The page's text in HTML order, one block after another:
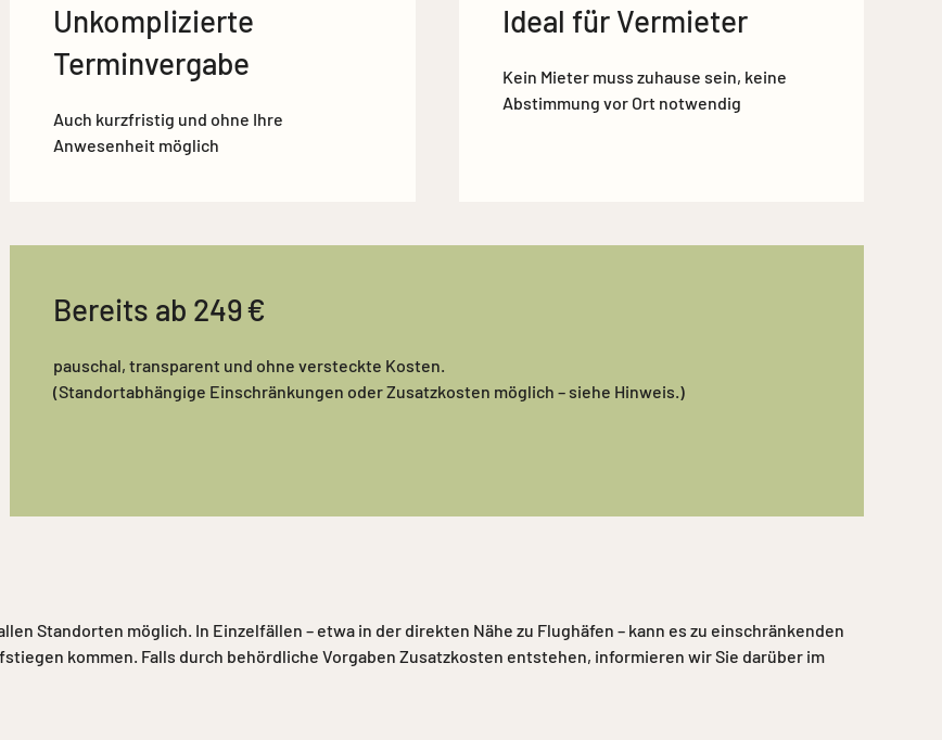
Unkomplizierte
Terminvergabe
Auch kurzfristig und ohne Ihre
Anwesenheit möglich
Ideal für Vermieter
Kein Mieter muss zuhause sein, keine
Abstimmung vor Ort notwendig
Bereits ab 249 €
pauschal, transparent und ohne versteckte Kosten.
(Standortabhängige Einschränkungen oder Zusatzkosten möglich – siehe Hinweis.)
Standorten möglich. In Einzelfällen – etwa in der direkten Nähe zu Flughäfen – kann es zu einschränkenden
kommen. Falls durch behördliche Vorgaben Zusatzkosten entstehen, informieren wir Sie darüber im